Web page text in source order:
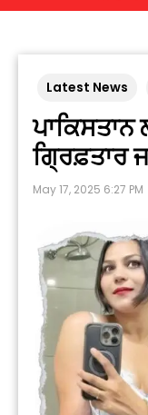
Latest News
ਗ੍ਰਿਫ਼ਤਾਰ
May 17, 2025 6:27 PM